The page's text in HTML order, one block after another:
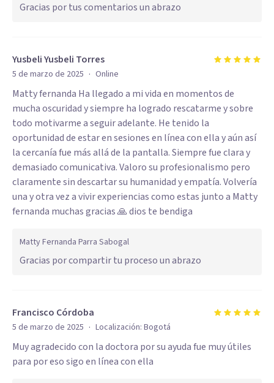
Gracias por tus comentarios un abrazo
Yusbeli Yusbeli Torres
5 de marzo de 2025 · Online
Matty fernanda Ha llegado a mi vida en momentos de
mucha oscuridad y siempre ha logrado rescatarme y sobre
todo motivarme a seguir adelante. He tenido la
oportunidad de estar en sesiones en línea con ella y aún así
la cercanía fue más allá de la pantalla. Siempre fue clara y
demasiado comunicativa. Valoro su profesionalismo pero
claramente sin descartar su humanidad y empatía. Volvería
una y otra vez a vivir experiencias como estas junto a Matty
fernanda muchas gracias 🙏 dios te bendiga
Matty Fernanda Parra Sabogal
Gracias por compartir tu proceso un abrazo
Francisco Córdoba
5 de marzo de 2025 · Localización: Bogotá
Muy agradecido con la doctora por su ayuda fue muy útiles
para por eso sigo en línea con ella